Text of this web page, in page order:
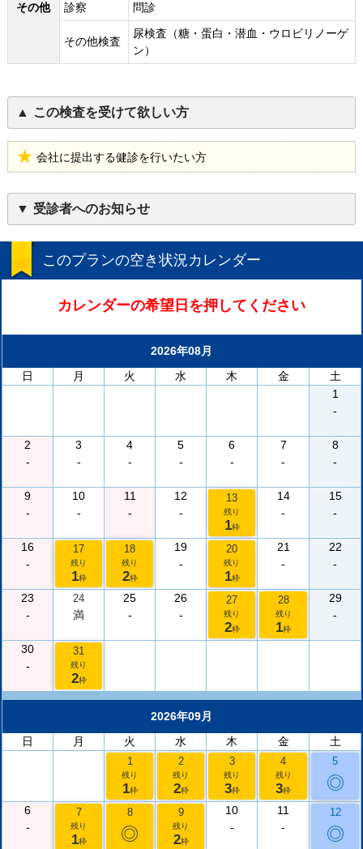
その他 診察 問診
その他検査
尿検査（糖・蛋白・潜血・ウロビリノーゲ
ン）
この検査を受けて欲しい方
会社に提出する健診を行いたい方
受診者へのお知らせ
このプランの空き状況カレンダー
カレンダーの希望日を押してください
2026年08月
日
月 火 水 木 金
土
1
-
2
-
3
-
4
-
5
-
6
-
7
-
8
-
9
-
10
-
11
-
12
-
13
残り
1枠
14
-
15
-
16
-
17
残り
1枠
18
残り
2枠
19
-
20
残り
1枠
21
-
22
-
23
-
24
満
25
-
26
-
27
残り
2枠
28
残り
1枠
29
-
30
-
31
残り
2枠
2026年09月
日
月 火 水 木 金 土
1
残り
1枠
2
残り
2枠
3
残り
3枠
4
残り
3枠
5
◎
6
-
7
残り
1枠
8
◎
9
残り
2枠
10
-
11
-
12
◎